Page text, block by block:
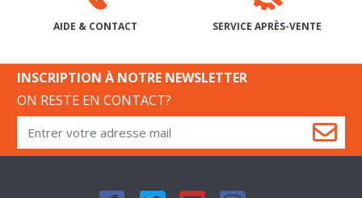
ON RESTE EN CONTACT?